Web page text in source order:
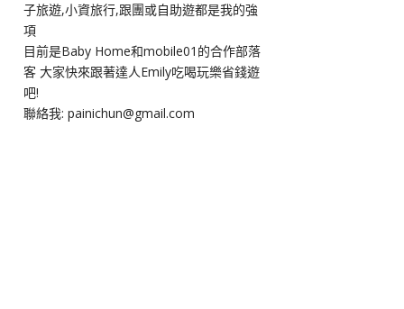
子旅遊,小資旅行,跟團或自助遊都是我的強
項
目前是Baby Home和mobile01的合作部落
客 大家快來跟著達人Emily吃喝玩樂省錢遊
吧!
聯絡我: painichun@gmail.com